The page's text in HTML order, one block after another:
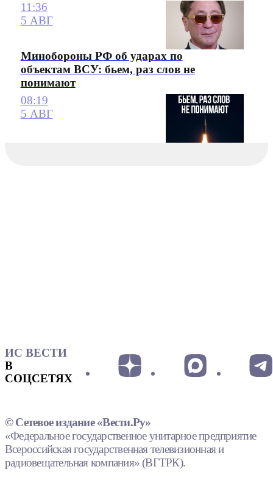
11:36
5 АВГ
Минобороны РФ об ударах по
объектам ВСУ: бьем, раз слов не
понимают
08:19
5 АВГ
ИС ВЕСТИ
В
СОЦСЕТЯХ
© Сетевое издание «Вести.Ру»
«Федеральное государственное унитарное предприятие
Всероссийская государственная телевизионная и
радиовещательная компания» (ВГТРК).